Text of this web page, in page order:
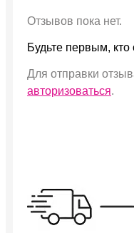
Отзывов пока нет.
Будьте первым, кто
Для отправки
авторизоваться.